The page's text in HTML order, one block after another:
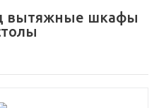
вытяжные шкафы